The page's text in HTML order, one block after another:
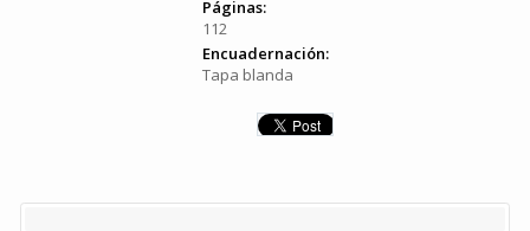
Páginas:
112
Encuadernación:
Tapa blanda